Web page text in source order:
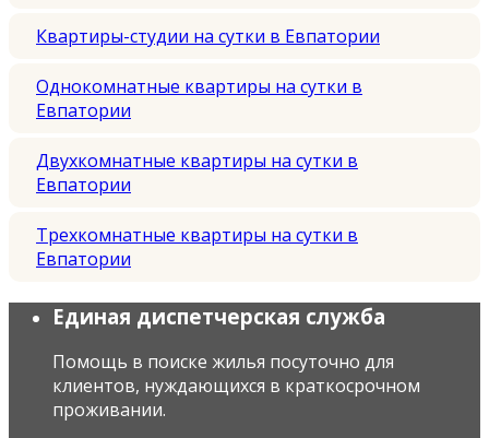
Квартиры-студии на сутки в Евпатории
Однокомнатные квартиры на сутки в
Евпатории
Двухкомнатные квартиры на сутки в
Евпатории
Трехкомнатные квартиры на сутки в
Евпатории
Единая диспетчерская служба
Помощь в поиске жилья посуточно для
клиентов, нуждающихся в краткосрочном
проживании.